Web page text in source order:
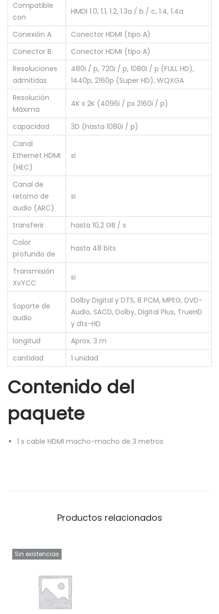
Compatible
con
HMDI 1.0, 1.1, 1.2, 1.3a / b / c, 1.4, 1.4a
Conexión A.
Conector HDMI (tipo A)
Conector B.
Conector HDMI (tipo A)
Resoluciones
admitidas
480i / p, 720i / p, 1080i / p (FULL HD),
1440p, 2160p (Super HD), WQXGA
Resolución
Máxima
4K x 2K (4096i / px 2160i / p)
capacidad
3D (hasta 1080i / p)
Canal
Ethernet HDMI
(HEC)
si
Canal de
retorno de
audio (ARC)
si
transferir
hasta 10,2 GB / s
Color
profundo de
hasta 48 bits
Transmisión
XvYCC
si
Soporte de
audio
Dolby Digital y DTS, 8 PCM, MPEG, DVD-
Audio, SACD, Dolby, Digital Plus, TrueHD
y dts-HD
longitud
Aprox. 3 m
cantidad
1 unidad
Contenido del
paquete
1 x cable HDMI macho-macho de 3 metros
Productos relacionados
Sin existencias